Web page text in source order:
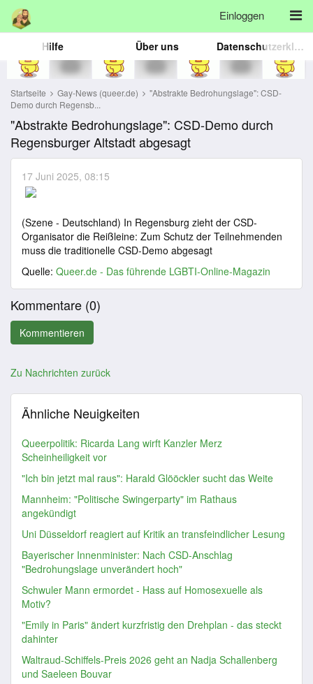
Einloggen
Hilfe Über uns Datenschutzerklärung
Startseite Gay-News (queer.de)
"Abstrakte Bedrohungslage": CSD-
Demo durch Regensb...
"Abstrakte Bedrohungslage": CSD-Demo durch
Regensburger Altstadt abgesagt
17 Juni 2025, 08:15
(Szene - Deutschland) In Regensburg zieht der CSD-
Organisator die Reißleine: Zum Schutz der Teilnehmenden
muss die traditionelle CSD-Demo abgesagt
Quelle: Queer.de - Das führende LGBTI-Online-Magazin
Kommentare (0)
Zu Nachrichten zurück
Ähnliche Neuigkeiten
Queerpolitik: Ricarda Lang wirft Kanzler Merz
Scheinheiligkeit vor
"Ich bin jetzt mal raus": Harald Glööckler sucht das Weite
Mannheim: "Politische Swingerparty" im Rathaus
angekündigt
Uni Düsseldorf reagiert auf Kritik an transfeindlicher Lesung
Bayerischer Innenminister: Nach CSD-Anschlag
"Bedrohungslage unverändert hoch"
Schwuler Mann ermordet - Hass auf Homosexuelle als
Motiv?
"Emily in Paris" ändert kurzfristig den Drehplan - das steckt
dahinter
Waltraud-Schiffels-Preis 2026 geht an Nadja Schallenberg
und Saeleen Bouvar